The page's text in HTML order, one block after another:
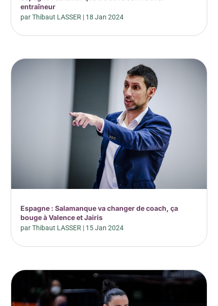
entraîneur
parThibaut LASSER | 18 Jan 2024
Espagne : Salamanque va changer de coach, ça
bouge à Valence et Jairis
parThibaut LASSER | 15 Jan 2024